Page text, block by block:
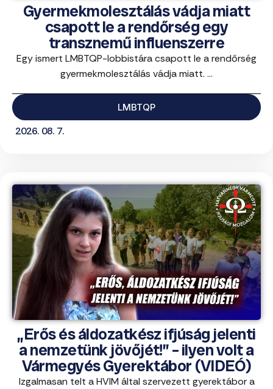
Gyermekmolesztálás vádja miatt
csapott le a rendőrség egy
transznemű influenszerre
Egy ismert LMBTQP-lobbistára csapott le a rendőrség
gyermekmolesztálás vádja miatt. ...
LMBTQP
2026. 08. 7.
„Erős és áldozatkész ifjúság jelenti
a nemzetünk jövőjét!” – ilyen volt a
Vármegyés Gyerektábor (VIDEÓ)
Izgalmasan telt a HVIM által szervezett gyerektábor a